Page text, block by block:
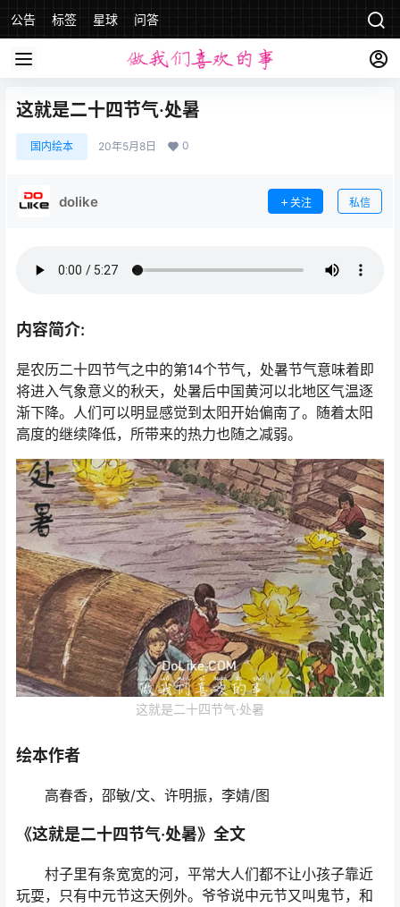
公告 标签 星球 问答
这就是二十四节气·处暑
国内绘本 20年5月8日 0
dolike 关注 私信
内容简介:
是农历二十四节气之中的第14个节气，处暑节气意味着即
将进入气象意义的秋天，处暑后中国黄河以北地区气温逐
渐下降。人们可以明显感觉到太阳开始偏南了。随着太阳
高度的继续降低，所带来的热力也随之减弱。
这就是二十四节气·处暑
绘本作者
高春香，邵敏/文、许明振，李婧/图
《这就是二十四节气·处暑》全文
村子里有条宽宽的河，平常大人们都不让小孩子靠近
玩耍，只有中元节这天例外。爷爷说中元节又叫鬼节，和